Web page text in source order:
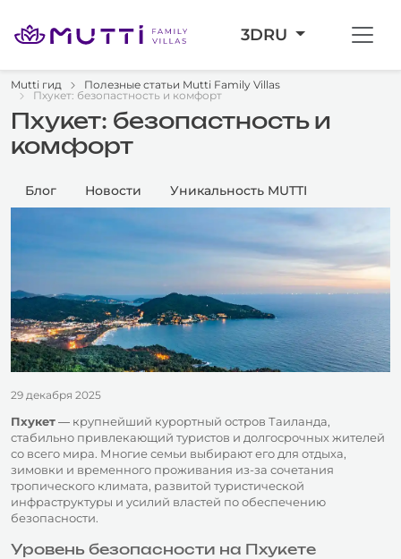
3DRU
Mutti гид
Полезные статьи Mutti Family Villas
Пхукет: безопастность и комфорт
Пхукет: безопастность и
комфорт
Блог Новости Уникальность MUTTI
29 декабря 2025
Пхукет— крупнейший курортный остров Таиланда,
стабильно привлекающий туристов и долгосрочных жителей
со всего мира. Многие семьи выбирают его для отдыха,
зимовки и временного проживания из-за сочетания
тропического климата, развитой туристической
инфраструктуры и усилий властей по обеспечению
безопасности.
Уровень безопасности на Пхукете